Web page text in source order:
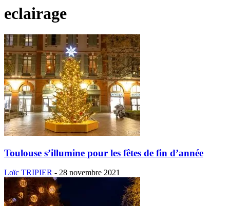
eclairage
Toulouse s’illumine pour les fêtes de fin d’année
Loïc TRIPIER - 28 novembre 2021